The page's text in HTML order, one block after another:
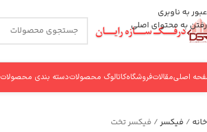
عبور به ناوبری
رفتن به محتوای اصلی
اصلیمقالاتفروشگاهکاتالوگ محصولاتدسته بندی محصولات
خانه فیکسر فیکسر تخت